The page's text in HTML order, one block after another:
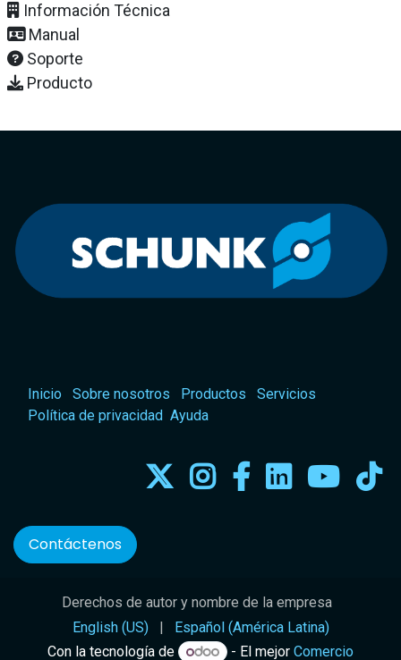
Información Técnica
Manual
Soporte
Producto
Inicio Sobre nosotros Productos
Servicios
Política de privacidad Ayuda
Contáctenos
Derechos de autor y nombre de la empresa
English (US)
|
Español (América Latina)
Con la tecnología de
- El mejor Comercio